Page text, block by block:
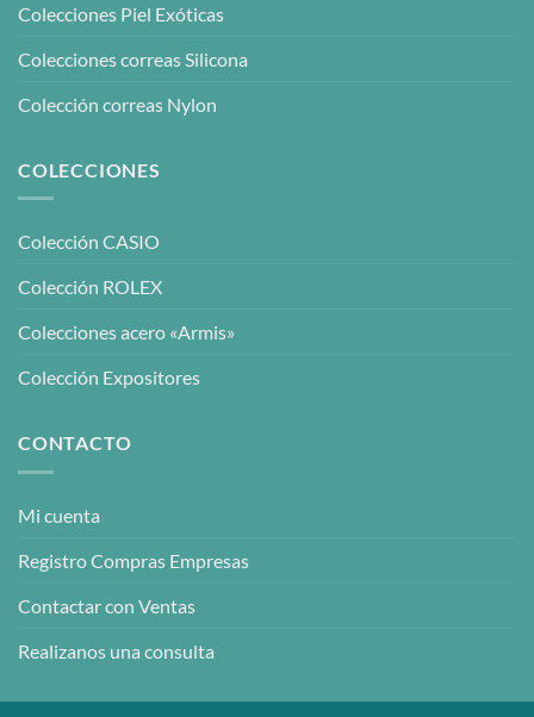
Colecciones Piel Exóticas
Colecciones correas Silicona
Colección correas Nylon
COLECCIONES
Colección CASIO
Colección ROLEX
Colecciones acero «Armis»
Colección Expositores
CONTACTO
Mi cuenta
Registro Compras Empresas
Contactar con Ventas
Realizanos una consulta